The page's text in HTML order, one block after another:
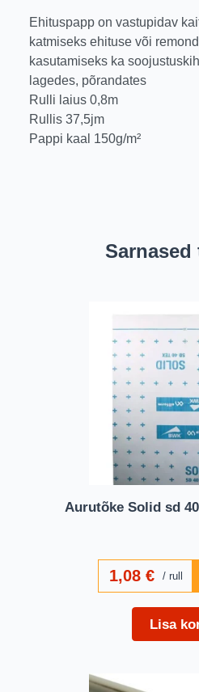
Ehituspapp on vastupidav
katmiseks ehituse või
kasutamiseks ka
lagedes, põrandates
Rulli laius 0,8m
Rullis 37,5jm
Pappi kaal 150g/m²
Sarnased
Aurutõke Solid sd
1,08€ rull
Lisa